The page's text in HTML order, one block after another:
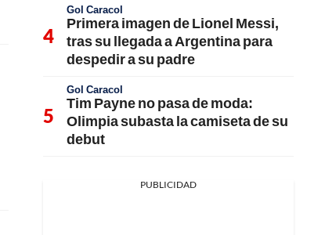
Gol Caracol
Primera imagen de Lionel Messi,
tras su llegada a Argentina para
despedir a su padre
Gol Caracol
Tim Payne no pasa de moda:
Olimpia subasta la camiseta de su
debut
PUBLICIDAD